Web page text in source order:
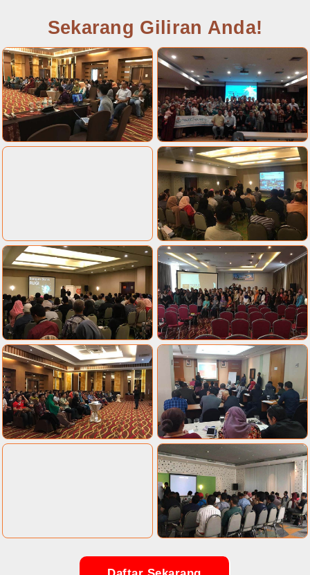
Sekarang Giliran Anda!